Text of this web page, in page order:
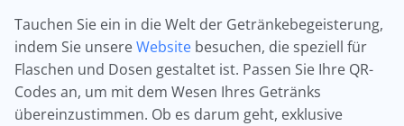
Tauchen Sie ein in die Welt der Getränkebegeisterung,
indem Sie unsereWebsite besuchen, die speziell für
Flaschen und Dosen gestaltet ist. Passen Sie Ihre QR-
Codes an, um mit dem Wesen Ihres Getränks
übereinzustimmen. Ob es darum geht, exklusive